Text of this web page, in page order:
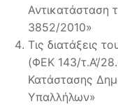
Αντικατάσταση
3852/2010»
Τις διατάξεις
(ΦΕΚ 143/τ.Α’/
Κατάστασης
Υπαλλήλων»